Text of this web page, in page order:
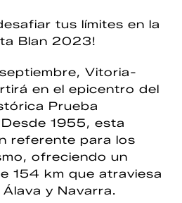
tus límites en la
Blan 2023!
Vitoria-
en el epicentro del
Prueba
1955, esta
referente para los
ofreciendo un
154 km que atraviesa
y Navarra.